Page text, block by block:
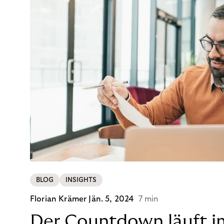
BLOG INSIGHTS
Florian Krämer Jän. 5, 2024 7 min